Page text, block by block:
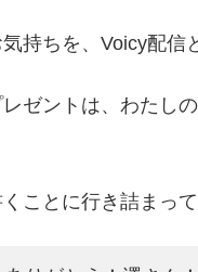
持ちを、Voicy配信
ゼントは、わたし
ことに行き詰まっ